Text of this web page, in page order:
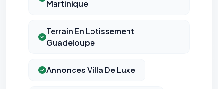
Martinique
Terrain En Lotissement
Guadeloupe
Annonces Villa De Luxe
opposer : utilisez lelien dédié en pied de chaque courriel